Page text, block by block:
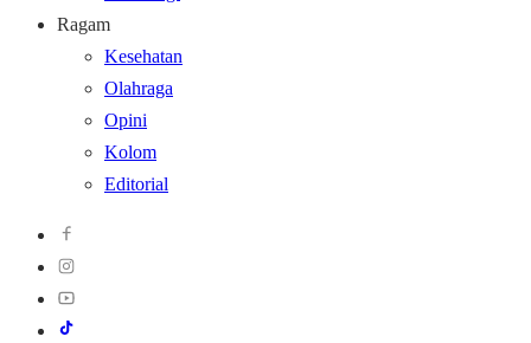
Ragam
Kesehatan
Olahraga
Opini
Kolom
Editorial